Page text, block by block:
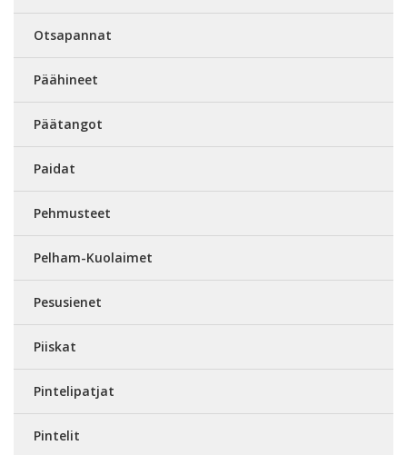
Otsapannat
Päähineet
Päätangot
Paidat
Pehmusteet
Pelham-Kuolaimet
Pesusienet
Piiskat
Pintelipatjat
Pintelit